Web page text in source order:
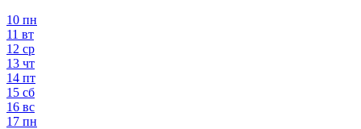
10 пн
11 вт
12 ср
13 чт
14 пт
15 сб
16 вс
17 пн